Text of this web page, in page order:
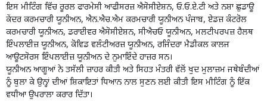
ਇਸ ਮੀਟਿੰਗ ਵਿੱਚ ਰੂਰਲ ਫਾਰਮੇਸੀ ਆਫੀਸਰਜ਼ ਐਸੋਸੀਏਸ਼ਨ, ਓ.ਓ.ਏ.ਟੀ ਅਤੇ ਨਸ਼ਾ ਛੁਡਾਊ
ਕੇਂਦਰ ਕਰਮਚਾਰੀ ਯੂਨੀਅਨ, ਐਨ.ਐਚ.ਐਮ ਕਰਮਚਾਰੀ ਯੂਨੀਅਨ ਪੰਜਾਬ, ਏਡਜ਼ ਕੰਟਰੋਲ
ਕਰਮਚਾਰੀ ਯੂਨੀਅਨ, ਡਰਾਈਵਰ ਐਸੋਸੀਏਸ਼ਨ, ਸੀਐਚਓ ਯੂਨੀਅਨ, ਮਲਟੀਪਰਪਜ਼ ਹੈਲਥ
ਇੰਪਲਾਈਜ਼ ਯੂਨੀਅਨ, ਕੋਵਿਡ ਵਲੰਟੀਅਰਜ਼ ਯੂਨੀਅਨ, ਰਜਿੰਦਰਾ ਮੈਡੀਕਲ ਕਾਲਜ
ਆਊਟਸੋਰਸ ਇੰਪਲਾਈਜ਼ ਯੂਨੀਅਨ ਦੇ ਨੁਮਾਇੰਦੇ ਹਾਜ਼ਰ ਸਨ।
ਯੂਨੀਅਨ ਆਗੂਆਂ ਨੇ ਤਸੱਲੀ ਜ਼ਾਹਰ ਕੀਤੀ ਅਤੇ ਸਿਹਤ ਮੰਤਰੀ ਵੱਲੋਂ ਖੁਦ ਮੁਲਾਜ਼ਮ ਜਥੇਬੰਦੀਆਂ
ਨੂੰ ਬੁਲਾ ਕੇ ਉਨ੍ਹਾਂ ਦੀਆਂ ਸ਼ਿਕਾਇਤਾਂ ਧਿਆਨ ਨਾਲ ਸੁਣਨ ਲਈ ਕੀਤੀ ਇਸ ਮੀਟਿੰਗ ਨੂੰ ਇੱਕ
ਵਧੀਆ ਉਪਰਾਲਾ ਕਰਾਰ ਦਿੱਤਾ।